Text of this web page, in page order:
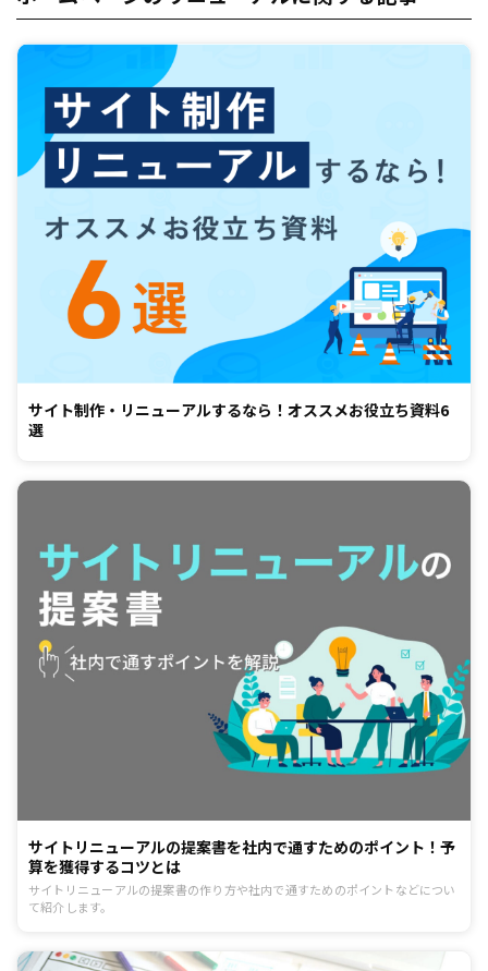
サイト制作・リニューアルするなら！オススメお役立ち資料6
選
サイトリニューアルの提案書を社内で通すためのポイント！予
算を獲得するコツとは
サイトリニューアルの提案書の作り方や社内で通すためのポイントなどについ
て紹介します。